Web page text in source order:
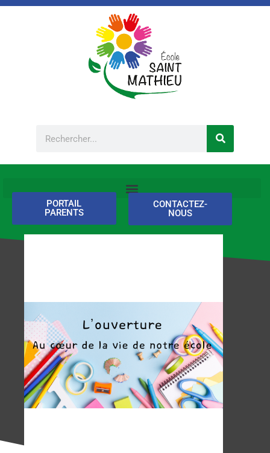
Aller
PORTAIL
PARENTS
CONTACTEZ-
NOUS